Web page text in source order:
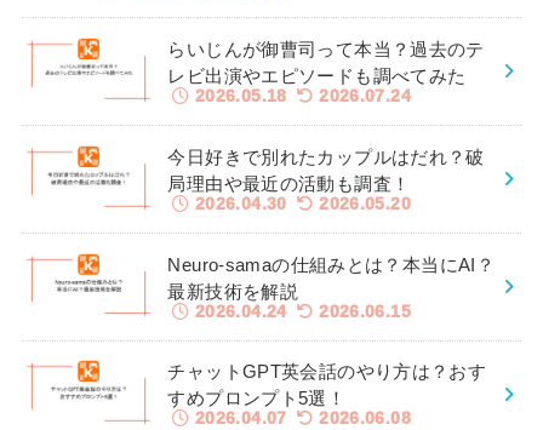
らいじんが御曹司って本当？過去のテ
レビ出演やエピソードも調べてみた
2026.05.18 2026.07.24
今日好きで別れたカップルはだれ？破
局理由や最近の活動も調査！
2026.04.30 2026.05.20
Neuro-samaの仕組みとは？本当にAI？
最新技術を解説
2026.04.24 2026.06.15
チャットGPT英会話のやり方は？おす
すめプロンプト5選！
2026.04.07 2026.06.08